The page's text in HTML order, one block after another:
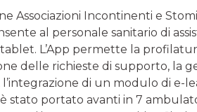
Associazioni Incontinenti e
al personale sanitario di
L’App permette la
delle richieste di supporto, la
l’integrazione di un modulo di e-
stato portato avanti in 7